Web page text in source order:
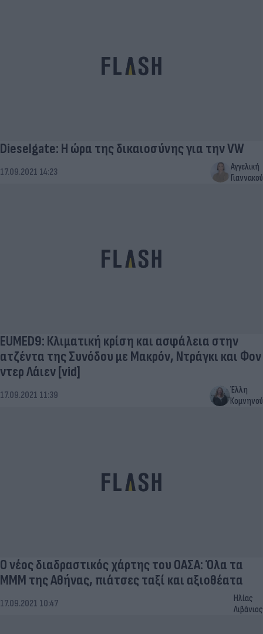
Dieselgate: Η ώρα της δικαιοσύνης για την VW
17.09.2021 14:23
Αγγελική
Γιαννακού
EUMED9: Κλιματική κρίση και ασφάλεια στην
ατζέντα της Συνόδου με Μακρόν, Ντράγκι και Φον
ντερ Λάιεν [vid]
17.09.2021 11:39
Έλλη
Κομνηνού
Ο νέος διαδραστικός χάρτης του ΟΑΣΑ: Όλα τα
ΜΜΜ της Αθήνας, πιάτσες ταξί και αξιοθέατα
17.09.2021 10:47
Ηλίας
Λιβάνιος